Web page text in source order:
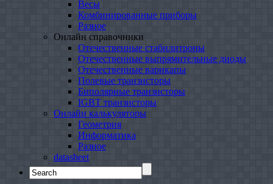
Весы
Комбинированные приборы
Разное
Онлайн справочники
Отечественные стабилитроны
Отечественные выпрямительные диоды
Отечественные варикапы
Полевые транзисторы
Биполярные транзисторы
IGBT транзисторы
Онлайн калькуляторы
Геометрия
Информатика
Разное
datasheet
Search
for: